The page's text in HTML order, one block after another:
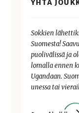
YHTÄ
Sokkien
Suomesta!
puolivälissä ja
lomalla ennen
Ugandaan.
unessa tai